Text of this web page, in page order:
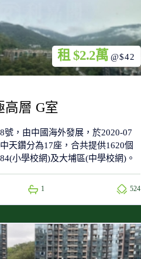
高層 G室
號，由中國海外發展，於2020-07
天鑽分為17座，合共提供1620個
小學校網)及大埔區(中學校網)。
1 524
租 $2.2萬 @$42